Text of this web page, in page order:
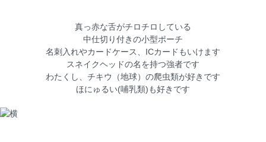
真っ赤な舌がチロチロしている
中仕切り付きの小型ポーチ
名刺入れやカードケース、ICカードもいけます
スネイクヘッドの名を持つ強者です
わたくし、チキウ（地球）の爬虫類が好きです
ほにゅるい(哺乳類)も好きです